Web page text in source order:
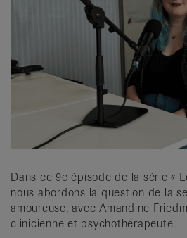
Dans ce 9e épisode de la série «
nous abordons la question de la
amoureuse, avec Amandine
clinicienne et psychothérapeute.